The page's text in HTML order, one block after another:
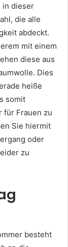
in dieser
die alle
abdeckt.
mit einem
diese aus
Dies
heiße
somit
für Frauen zu
Sie hiermit
oder
zu
besteht